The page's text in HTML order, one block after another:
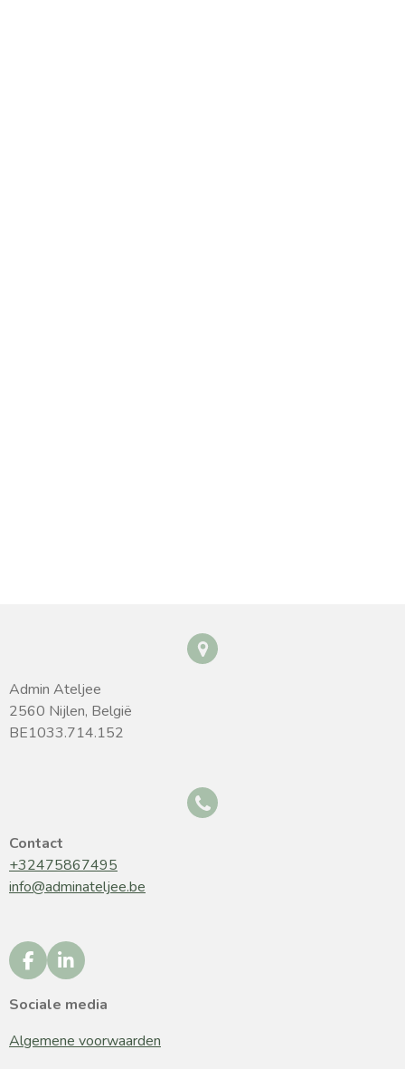
Admin Ateljee
2560 Nijlen, België
BE1033.714.152
Contact
+32475867495
info@adminateljee.be
F
a
c
b
o
L
i
n
e
d
Sociale media
Algemene voorwaarden